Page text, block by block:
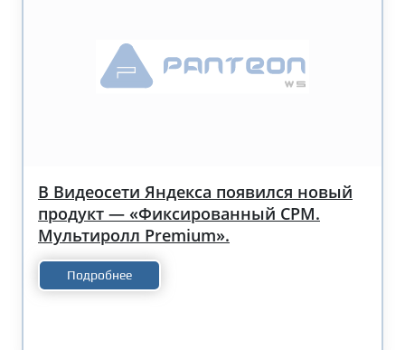
В Видеосети Яндекса появился новый
продукт — «Фиксированный CPM.
Мультиролл Premium».
Подробнее